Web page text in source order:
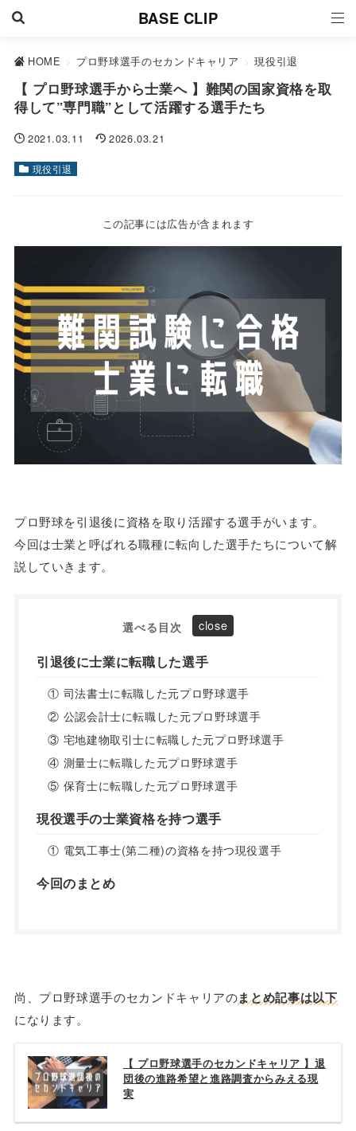
BASE CLIP
HOME > プロ野球選手のセカンドキャリア > 現役引退
【 プロ野球選手から士業へ 】難関の国家資格を取
得して”専門職”として活躍する選手たち
2021.03.11 2026.03.21
現役引退
この記事には広告が含まれます
プロ野球を引退後に資格を取り活躍する選手がいます。
今回は士業と呼ばれる職種に転向した選手たちについて解
説していきます。
選べる目次
引退後に士業に転職した選手
① 司法書士に転職した元プロ野球選手
② 公認会計士に転職した元プロ野球選手
③ 宅地建物取引士に転職した元プロ野球選手
④ 測量士に転職した元プロ野球選手
⑤ 保育士に転職した元プロ野球選手
現役選手の士業資格を持つ選手
① 電気工事士(第二種)の資格を持つ現役選手
今回のまとめ
尚、プロ野球選手のセカンドキャリアのまとめ記事は以下
になります。
【 プロ野球選手のセカンドキャリア 】退
団後の進路希望と進路調査からみえる現
実